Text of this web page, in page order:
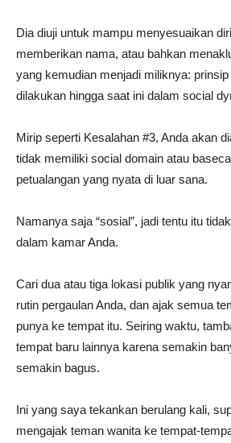
Dia diuji untuk mampu menyesuaikan
memberikan nama, atau bahkan
yang kemudian menjadi miliknya:
dilakukan hingga saat ini dalam social
Mirip seperti Kesalahan #3, Anda akan
tidak memiliki social domain atau
petualangan yang nyata di luar sana.
Namanya saja “sosial”, jadi tentu itu
dalam kamar Anda.
Cari dua atau tiga lokasi publik yang
rutin pergaulan Anda, dan ajak semua
punya ke tempat itu. Seiring waktu,
tempat baru lainnya karena semakin
semakin bagus.
Ini yang saya tekankan berulang kali,
mengajak teman wanita ke tempat-